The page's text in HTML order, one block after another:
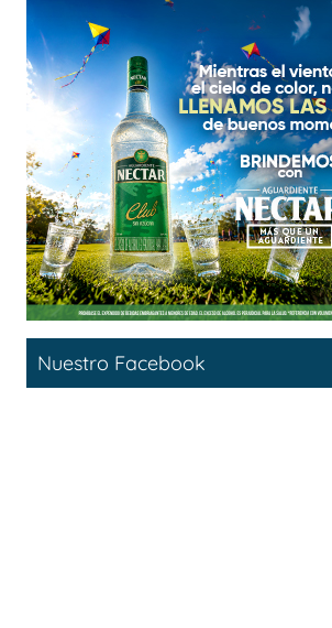
Nuestro Facebook